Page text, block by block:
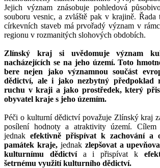
Jejich význam znásobuje pohledová
souboru vesnic, a zvláště pak v krajině. Řada
církevních staveb má prvořadý význam v
regionu v rozmanitých slohových obdobích.
Zlínský kraj si uvědomuje význam
nacházejících se na jeho území. Toto
bere nejen jako významnou součást
dědictví, ale i jako nezbytný předpoklad
ruchu v kraji a jako prostředek, který
obyvatel kraje s jeho územím.
Péči o kulturní dědictví považuje Zlínský kraj
posílení hodnoty a atraktivity území.
jednak efektivně přispívat k zachování a
památek kraje,jednak zlepšovat a
kulturnímu dědictvía i přispívat k
šetrnému využití kulturního dědictví.